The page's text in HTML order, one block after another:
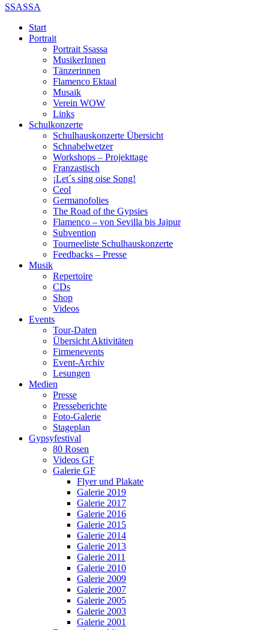
SSASSA
Start
Portrait
Portrait Ssassa
MusikerInnen
Tänzerinnen
Flamenco Ektaal
Musaik
Verein WOW
Links
Schulkonzerte
Schulhauskonzerte Übersicht
Schnabelwetzer
Workshops – Projekttage
Franzastisch
¡Let´s sing oise Song!
Ceol
Germanofolies
The Road of the Gypsies
Flamenco – von Sevilla bis Jajpur
Subvention
Tourneeliste Schulhauskonzerte
Feedbacks – Presse
Musik
Repertoire
CDs
Shop
Videos
Events
Tour-Daten
Übersicht Aktivitäten
Firmenevents
Event-Archiv
Lesungen
Medien
Presse
Presseberichte
Foto-Galerie
Stageplan
Gypsyfestival
80 Rosen
Videos GF
Galerie GF
Flyer und Plakate
Galerie 2019
Galerie 2017
Galerie 2016
Galerie 2015
Galerie 2014
Galerie 2013
Galerie 2011
Galerie 2010
Galerie 2009
Galerie 2007
Galerie 2005
Galerie 2003
Galerie 2001